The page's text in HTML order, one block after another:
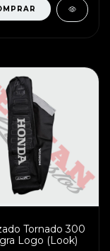
Tornado 300
Logo (Look)